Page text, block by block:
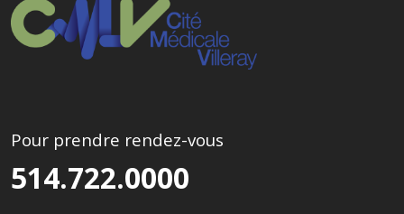
Pour prendre rendez-vous
514.722.0000